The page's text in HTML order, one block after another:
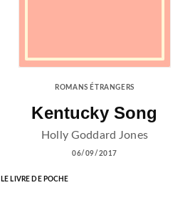
ROMANS ÉTRANGERS
Kentucky Song
Holly Goddard Jones
06/09/2017
LE LIVRE DE POCHE